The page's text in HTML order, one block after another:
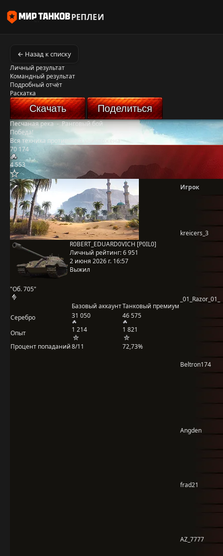
РЕПЛЕИ
← Назад к списку
Личный результат
Командный результат
Подробный отчёт
Раскатка
Скачать Поделиться
Песчаная река-Ранговый бой
Победа!
Вся техника противника уничтожена
70 174
4 553
"Об. 705"
R0BERT_EDUARD0VICH [P0IL0]
Личный рейтинг:6 951
2 июня 2026 г. 16:57
Выжил
Базовый аккаунтТанковый премиум
Серебро
31 050 46 575
Опыт 1 214
1 821
Процент попаданий8/11 72,73%
Игрок
kreicers_3
_01_Razor_01_
Beltron174
Angden
frad21
AZ_7777